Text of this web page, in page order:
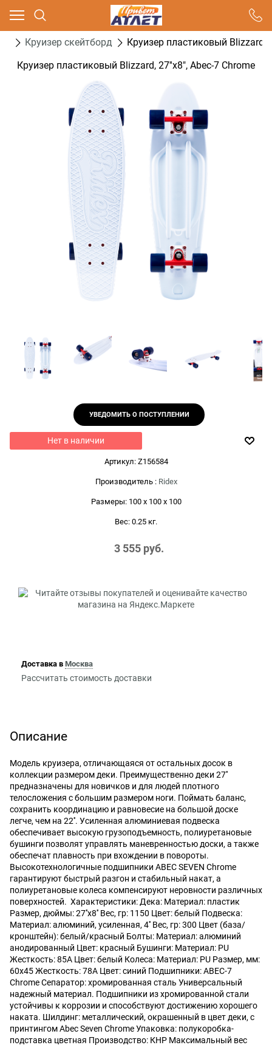
Круизер скейтборд
Круизер пластиковый Blizzard,
Круизер пластиковый Blizzard, 27''x8", Abec-7 Chrome
УВЕДОМИТЬ О ПОСТУПЛЕНИИ
Нет в наличии
Артикул: Z156584
Производитель : Ridex
Размеры: 100 x 100 x 100
Вес: 0.25 кг.
3 555 руб.
Доставка в Москва
Рассчитать стоимость доставки
Описание
Модель круизера, отличающаяся от остальных досок в
коллекции размером деки. Преимущественно деки 27''
предназначены для новичков и для людей плотного
телосложения с большим размером ноги. Поймать баланс,
сохранить координацию и равновесие на большой доске
легче, чем на 22''. Усиленная алюминиевая подвеска
обеспечивает высокую грузоподъемность, полиуретановые
бушинги позволят управлять маневренностью доски, а также
обеспечат плавность при вхождении в повороты.
Высокотехнологичные подшипники ABEC SEVEN Сhrome
гарантируют быстрый разгон и стабильный накат, а
полиуретановые колеса компенсируют неровности различных
поверхностей. Характеристики: Дека: Материал: пластик
Размер, дюймы: 27''x8'' Вес, гр: 1150 Цвет: белый Подвеска:
Материал: алюминий, усиленная, 4'' Вес, гр: 300 Цвет (база/
кронштейн): белый/красный Болты: Материал: алюминий
анодированный Цвет: красный Бушинги: Материал: PU
Жесткость: 85А Цвет: белый Колеса: Материал: PU Размер, мм:
60х45 Жесткость: 78А Цвет: синий Подшипники: ABEC-7
Сhrome Сепаратор: хромированная сталь Универсальный
надежный материал. Подшипники из хромированной стали
устойчивы к коррозии и способствуют достижению хорошего
наката. Шилдинг: металлический, окрашенный в цвет деки, с
принтингом Abec Seven Chrome Упаковка: полукоробка-
подставка цветная Производство: КНР Максимальный вес
Ваш город - Москва,
угадали?
ДА НЕТ